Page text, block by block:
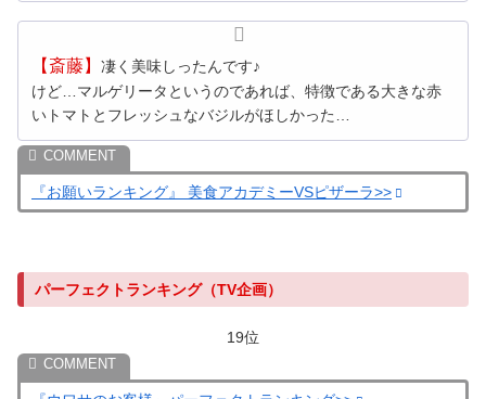
【斎藤】 凄く美味しったんです♪
けど…マルゲリータというのであれば、特徴である大きな赤
いトマトとフレッシュなバジルがほしかった…
『お願いランキング』 美食アカデミーVSピザーラ>>
パーフェクトランキング（TV企画）
19位